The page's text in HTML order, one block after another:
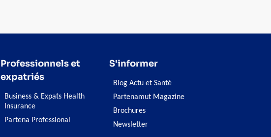
Professionnels et
expatriés
Business & Expats Health
Insurance
Partena Professional
S'informer
Blog Actu et Santé
Partenamut Magazine
Brochures
Newsletter